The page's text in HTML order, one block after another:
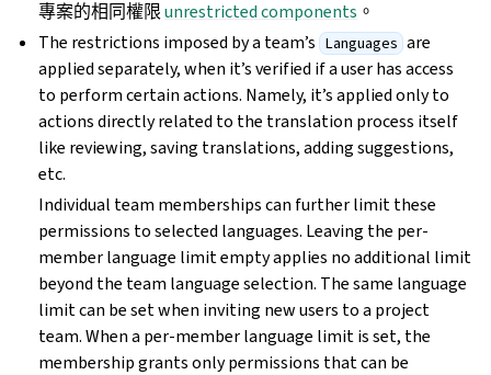
專案的相同權限unrestricted components 。
The restrictions imposed by a team’s Languages are
applied separately, when it’s verified if a user has access
to perform certain actions. Namely, it’s applied only to
actions directly related to the translation process itself
like reviewing, saving translations, adding suggestions,
etc.
Individual team memberships can further limit these
permissions to selected languages. Leaving the per-
member language limit empty applies no additional limit
beyond the team language selection. The same language
limit can be set when inviting new users to a project
team. When a per-member language limit is set, the
membership grants only permissions that can be